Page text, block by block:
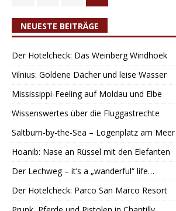
NEUESTE BEITRÄGE
Der Hotelcheck: Das Weinberg Windhoek
Vilnius: Goldene Dächer und leise Wasser
Mississippi-Feeling auf Moldau und Elbe
Wissenswertes über die Fluggastrechte
Saltburn-by-the-Sea – Logenplatz am Meer
Hoanib: Nase an Rüssel mit den Elefanten
Der Lechweg – it’s a „wanderful“ life…
Der Hotelcheck: Parco San Marco Resort